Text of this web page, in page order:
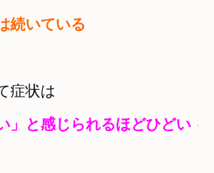
続いている
症状は
」と感じられるほどひどい